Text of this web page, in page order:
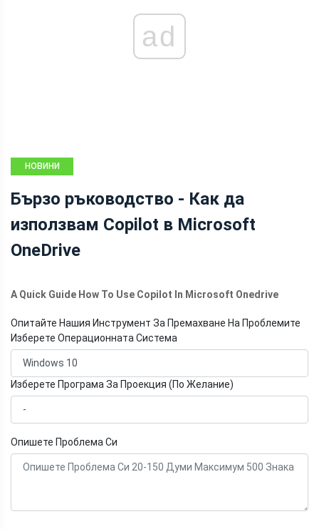
ad
НОВИНИ
Бързо ръководство - Как да
използвам Copilot в Microsoft
OneDrive
A Quick Guide How To Use Copilot In Microsoft Onedrive
Опитайте Нашия Инструмент За Премахване На Проблемите
Изберете Операционната Система
Изберете Програма За Проекция (По Желание)
Опишете Проблема Си